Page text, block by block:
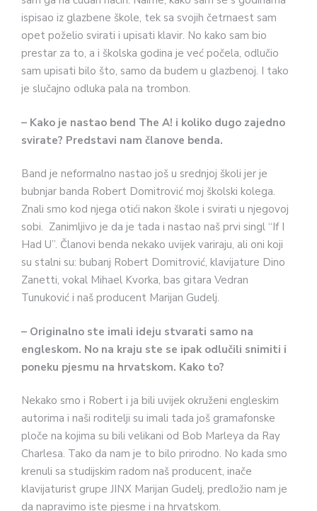
ispisao iz glazbene škole, tek sa svojih četrnaest sam
opet poželio svirati i upisati klavir. No kako sam bio
prestar za to, a i školska godina je već počela, odlučio
sam upisati bilo što, samo da budem u glazbenoj. I tako
je slučajno odluka pala na trombon.
– Kako je nastao bend The A! i koliko dugo zajedno
svirate? Predstavi nam članove benda.
Band je neformalno nastao još u srednjoj školi jer je
bubnjar banda Robert Domitrović moj školski kolega.
Znali smo kod njega otići nakon škole i svirati u njegovoj
sobi. Zanimljivo je da je tada i nastao naš prvi singl “If I
Had U”. Članovi benda nekako uvijek variraju, ali oni koji
su stalni su: bubanj Robert Domitrović, klavijature Dino
Zanetti, vokal Mihael Kvorka, bas gitara Vedran
Tunuković i naš producent Marijan Gudelj.
– Originalno ste imali ideju stvarati samo na
engleskom. No na kraju ste se ipak odlučili snimiti i
poneku pjesmu na hrvatskom. Kako to?
Nekako smo i Robert i ja bili uvijek okruženi engleskim
autorima i naši roditelji su imali tada još gramafonske
ploče na kojima su bili velikani od Bob Marleya da Ray
Charlesa. Tako da nam je to bilo prirodno. No kada smo
krenuli sa studijskim radom naš producent, inače
klavijaturist grupe JINX Marijan Gudelj, predložio nam je
da napravimo iste pjesme i na hrvatskom.